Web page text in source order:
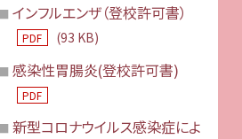
インフルエンザ（登校許可書）
PDF (93 KB)
感染性胃腸炎(登校許可書)
PDF
新型コロナウイルス感染症によ